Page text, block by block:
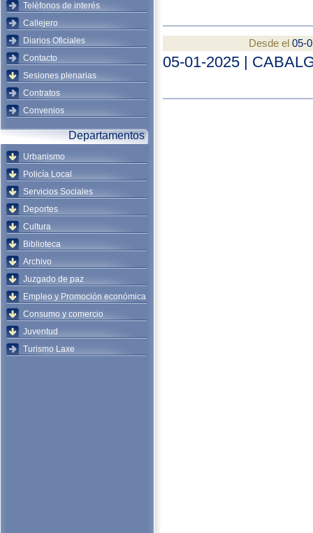
Teléfonos de interés
Callejero
Diarios Oficiales
Contacto
Sesiones plenarias
Contratos
Convenios
Departamentos
Urbanismo
Policía Local
Servicios Sociales
Deportes
Cultura
Biblioteca
Archivo
Juzgado de paz
Empleo y Promoción económica
Consumo y comercio
Juventud
Turismo Laxe
Desde el 05-
05-01-2025 |